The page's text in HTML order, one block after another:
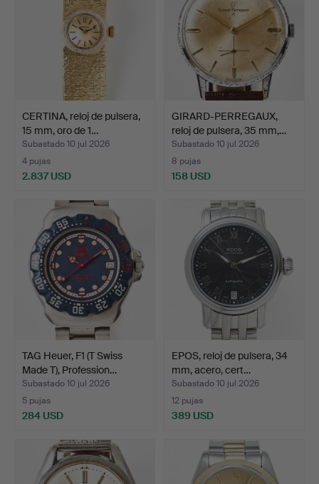
CERTINA, reloj de pulsera,
15 mm, oro de 1…
Subastado 10 jul 2026
4 pujas
2.837 USD
GIRARD-PERREGAUX,
reloj de pulsera, 35 mm,…
Subastado 10 jul 2026
8 pujas
158 USD
TAG Heuer, F1 (T Swiss
Made T), Profession…
Subastado 10 jul 2026
5 pujas
284 USD
EPOS, reloj de pulsera, 34
mm, acero, cert…
Subastado 10 jul 2026
12 pujas
389 USD